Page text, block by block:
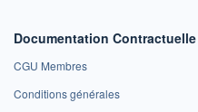
Documentation Contractuelle
CGU Membres
Conditions générales